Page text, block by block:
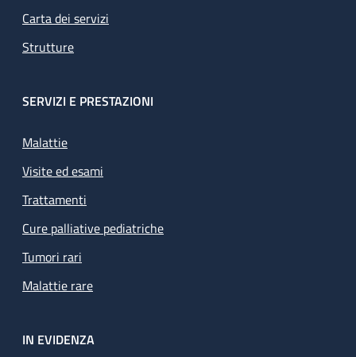
Carta dei servizi
Strutture
SERVIZI E PRESTAZIONI
Malattie
Visite ed esami
Trattamenti
Cure palliative pediatriche
Tumori rari
Malattie rare
IN EVIDENZA